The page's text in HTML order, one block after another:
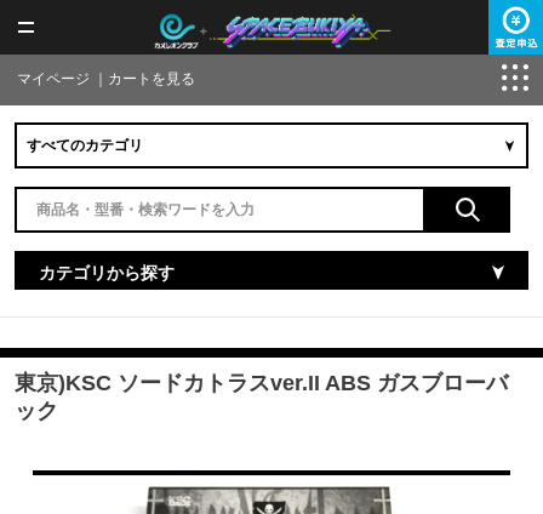
マイページ カートを見る
カテゴリから探す
東京)KSC ソードカトラスver.II ABS ガスブローバ
ック